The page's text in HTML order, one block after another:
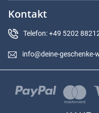
Kontakt
Telefon: +49 5202
info@deine-